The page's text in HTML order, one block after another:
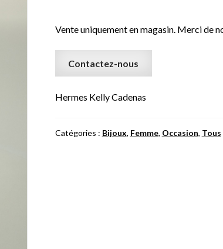
Vente uniquement en magasin. Merci de
Contactez-nous
Hermes Kelly Cadenas
Catégories : Bijoux, Femme, Occasion, Tous